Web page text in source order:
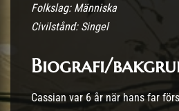
Folkslag: Människa
Civilstånd: Singel
Biografi/
Cassian var 6 år när hans far